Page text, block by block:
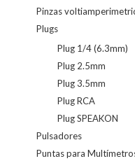
Pinzas
Plugs
Plug 1/4 (6.3mm)
Plug 2.5mm
Plug 3.5mm
Plug RCA
Plug SPEAKON
Pulsadores
Puntas para